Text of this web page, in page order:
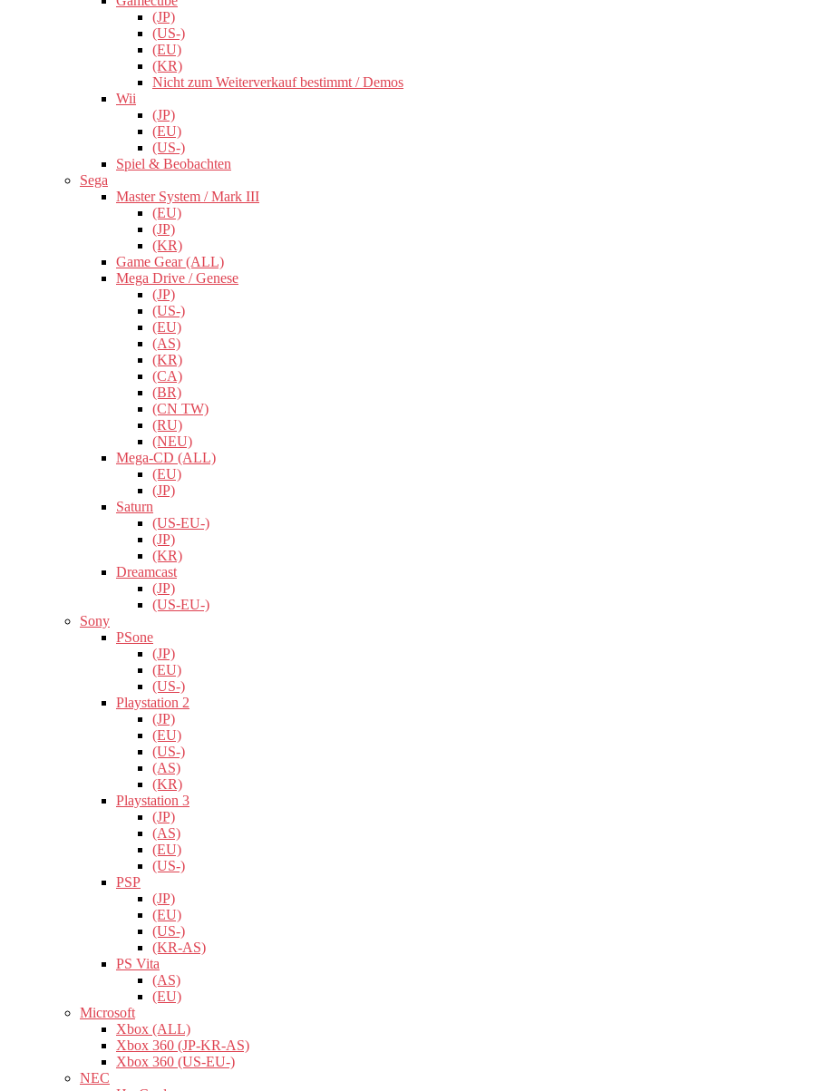
(JP)
(US-)
(EU)
(KR)
Nicht zum Weiterverkauf bestimmt / Demos
Wii
(JP)
(EU)
(US-)
Spiel & Beobachten
Sega
Master System / Mark III
(EU)
(JP)
(KR)
Game Gear (ALL)
Mega Drive / Genese
(JP)
(US-)
(EU)
(AS)
(KR)
(CA)
(BR)
(CN TW)
(RU)
(NEU)
Mega-CD (ALL)
(EU)
(JP)
Saturn
(US-EU-)
(JP)
(KR)
Dreamcast
(JP)
(US-EU-)
Sony
PSone
(JP)
(EU)
(US-)
Playstation 2
(JP)
(EU)
(US-)
(AS)
(KR)
Playstation 3
(JP)
(AS)
(EU)
(US-)
PSP
(JP)
(EU)
(US-)
(KR-AS)
PS Vita
(AS)
(EU)
Microsoft
Xbox (ALL)
Xbox 360 (JP-KR-AS)
Xbox 360 (US-EU-)
NEC